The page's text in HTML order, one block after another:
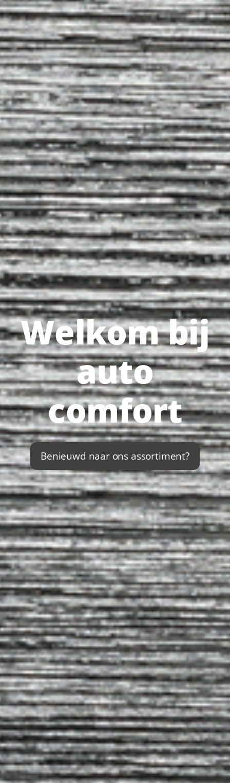
Welkom bij
auto
comfort
Benieuwd naar ons assortiment?